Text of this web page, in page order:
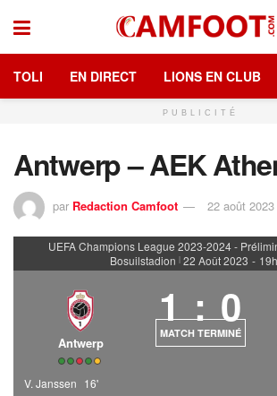
TOLI EN DIRECT LIONS EN CLUB
PUBLICITÉ
Antwerp – AEK
par Redaction Camfoot 22 août 2023
UEFA Champions League 2023-2024 -
Bosuilstadion | 22 Août 2023 -
Antwerp
1 : 0
MATCH TERMINÉ
V. Janssen 16'